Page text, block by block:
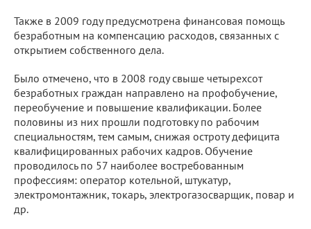
Также в 2009 году предусмотрена финансовая помощь
безработным на компенсацию расходов, связанных с
открытием собственного дела.
Было отмечено, что в 2008 году свыше четырехсот
безработных граждан направлено на профобучение,
переобучение и повышение квалификации. Более
половины из них прошли подготовку по рабочим
специальностям, тем самым, снижая остроту дефицита
квалифицированных рабочих кадров. Обучение
проводилось по 57 наиболее востребованным
профессиям: оператор котельной, штукатур,
электромонтажник, токарь, электрогазосварщик, повар и
др.